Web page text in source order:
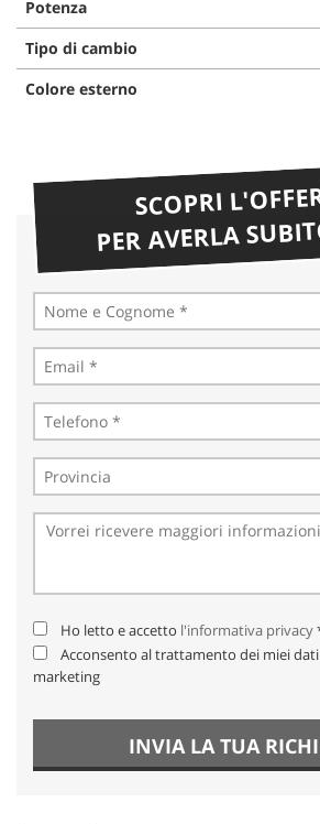
Potenza
Tipo di cambio
Colore esterno
SCOPRI
PER AVERLA
Ho letto e accetto l'informativa privacy
Acconsento al trattamento dei miei
marketing
INVIA LA TUA